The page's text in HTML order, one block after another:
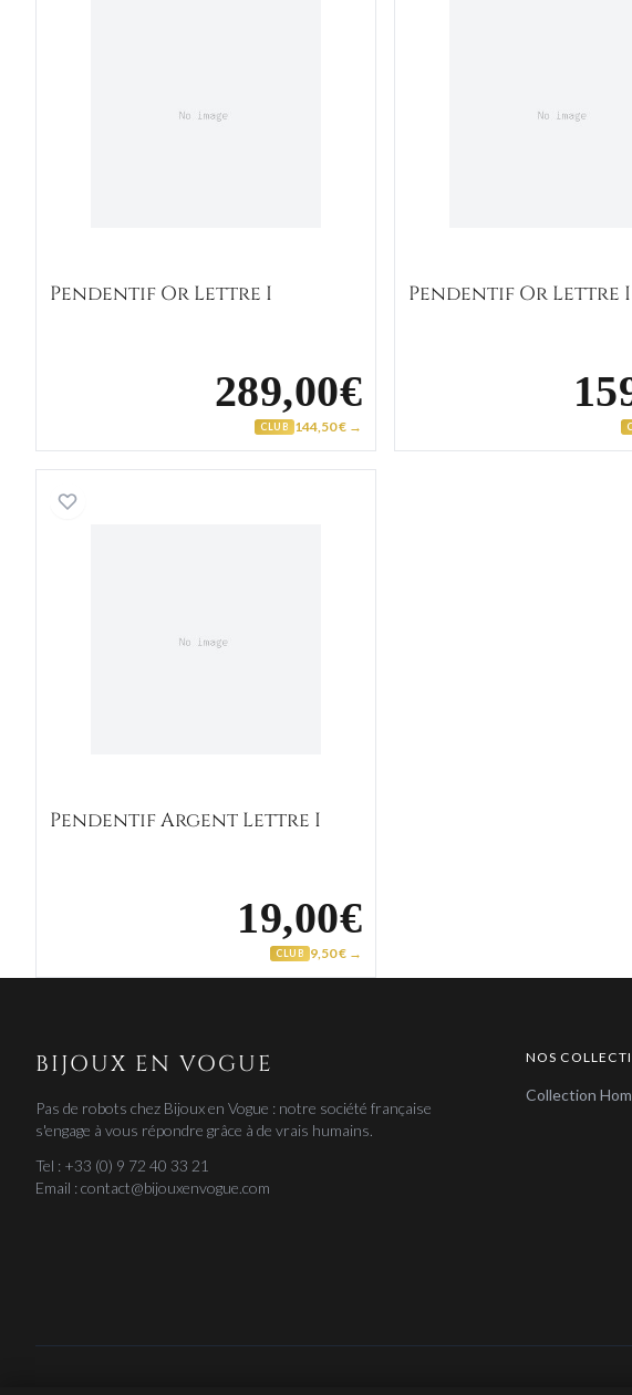
Pendentif Or Lettre I
289,00€
CLUB 144,50 € →
Pendentif Or Lettre I
Pendentif Argent Lettre I
19,00€
CLUB 9,50 € →
BIJOUX EN VOGUE
Pas de robots chez Bijoux en Vogue : notre société française
s'engage à vous répondre grâce à de vrais humains.
Tel : +33 (0) 9 72 40 33 21
Email : contact@bijouxenvogue.com
NOS
Collection